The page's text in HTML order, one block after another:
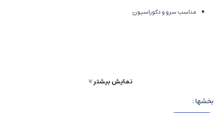
مناسب سرو و دکوراسیون
نمایش بیشتر
بخشها :